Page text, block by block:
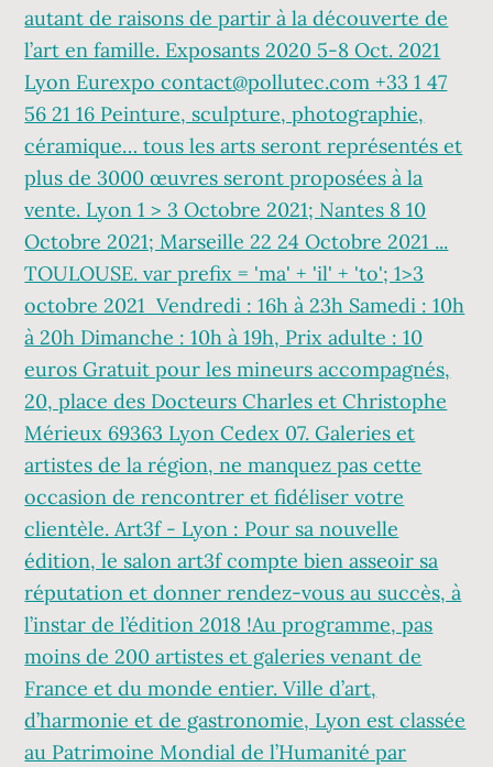
autant de raisons de partir à la découverte de
l’art en famille. Exposants 2020 5-8 Oct. 2021
Lyon Eurexpo contact@pollutec.com +33 1 47
56 21 16 Peinture, sculpture, photographie,
céramique… tous les arts seront représentés et
plus de 3000 œuvres seront proposées à la
vente. Lyon 1 > 3 Octobre 2021; Nantes 8 10
Octobre 2021; Marseille 22 24 Octobre 2021 ...
TOULOUSE. var prefix = 'ma' + 'il' + 'to'; 1>3
octobre 2021 Vendredi : 16h à 23h Samedi : 10h
à 20h Dimanche : 10h à 19h, Prix adulte : 10
euros Gratuit pour les mineurs accompagnés,
20, place des Docteurs Charles et Christophe
Mérieux 69363 Lyon Cedex 07. Galeries et
artistes de la région, ne manquez pas cette
occasion de rencontrer et fidéliser votre
clientèle. Art3f - Lyon : Pour sa nouvelle
édition, le salon art3f compte bien asseoir sa
réputation et donner rendez-vous au succès, à
l’instar de l’édition 2018 !Au programme, pas
moins de 200 artistes et galeries venant de
France et du monde entier. Ville d’art,
d’harmonie et de gastronomie, Lyon est classée
au Patrimoine Mondial de l’Humanité par